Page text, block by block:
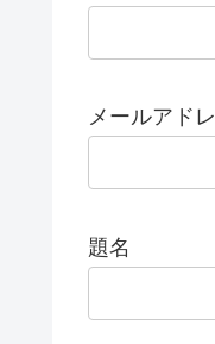
メールアド
題名